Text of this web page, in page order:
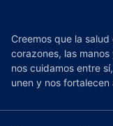
Creemos que la
corazones, las
nos cuidamos entre
unen y nos fortalecen